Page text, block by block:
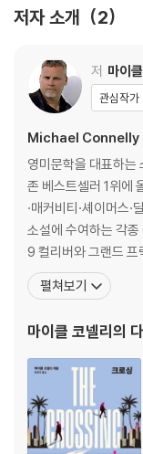
12 사건 파일
14 감시 카메라
15 단발이론
16 가석방 없는 종신형
17 미행자
18 무력감
19 FBI 감방
20 걸어가기
21 메모리 카드
22 파라다이스 로드
24 대리인
26 주사위
27 행운이 필요하다
28 면회
29 $100K
30 오직 당신뿐
31 짧은 작별
저자 소개 2
저 마이
관심작가
Michael Connelly
영미문학을 대표하는
존 베스트셀러 1위에
·매커비티·셰이머스·
소설에 수여하는 각
9 컬리버와 그랜드 프
유수의 상을 석권할 정도로
라델피아에서 태어나
부터는 [포트로더데
펼쳐보기
마이클 코넬리 의